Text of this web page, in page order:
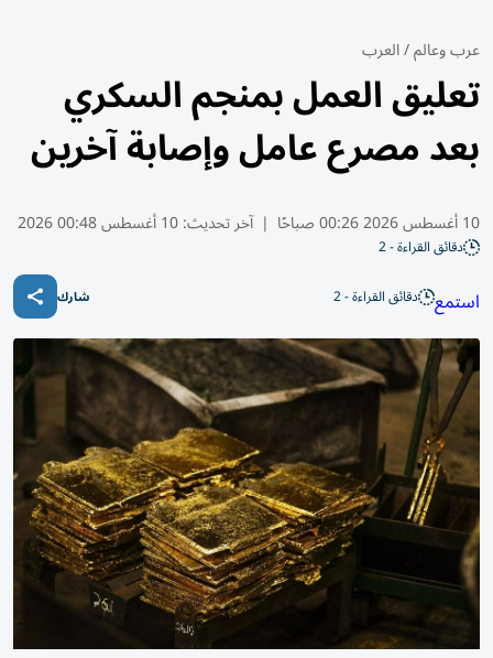
عرب وعالم/العرب
تعليق العمل بمنجم السكري
بعد مصرع عامل وإصابة آخرين
10 أغسطس 2026 00:26 صباحًا | آخر تحديث:10 أغسطس 00:48 2026
دقائق القراءة - 2
استمع دقائق القراءة - 2 شارك